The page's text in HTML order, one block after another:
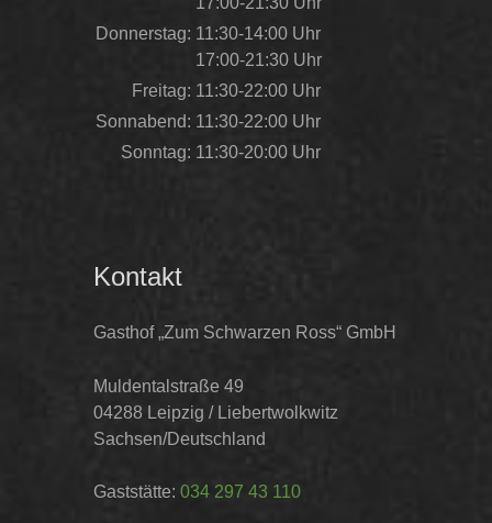
Donnerstag: 11:30-14:00 Uhr
17:00-21:30 Uhr
Freitag: 11:30-22:00 Uhr
Sonnabend: 11:30-22:00 Uhr
Sonntag: 11:30-20:00 Uhr
Kontakt
Gasthof „Zum Schwarzen Ross“ GmbH
Muldentalstraße 49
04288 Leipzig / Liebertwolkwitz
Sachsen/Deutschland
Gaststätte: 034 297 43 110